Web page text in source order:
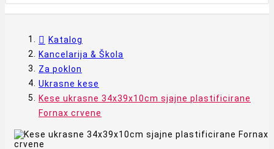
Katalog
Kancelarija & Škola
Za poklon
Ukrasne kese
Kese ukrasne 34x39x10cm sjajne plastificirane
Fornax crvene